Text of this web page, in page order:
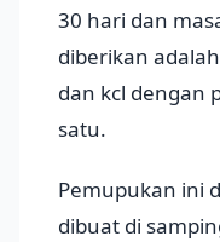
30 hari dan
diberikan
dan kcl dengan
satu.
Pemupukan ini
dibuat di